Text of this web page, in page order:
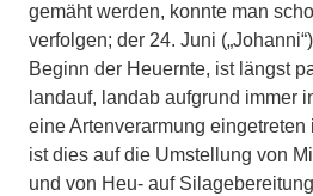
gemäht werden, konnte man
verfolgen; der 24. Juni
Beginn der Heuernte, ist längst
landauf, landab aufgrund immer
eine Artenverarmung
ist dies auf die Umstellung von
und von Heu- auf